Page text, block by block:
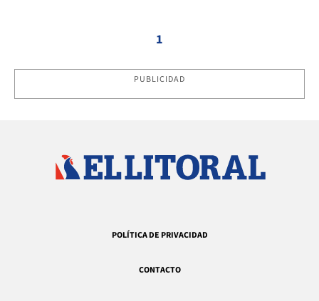
1
PUBLICIDAD
POLÍTICA DE PRIVACIDAD
CONTACTO